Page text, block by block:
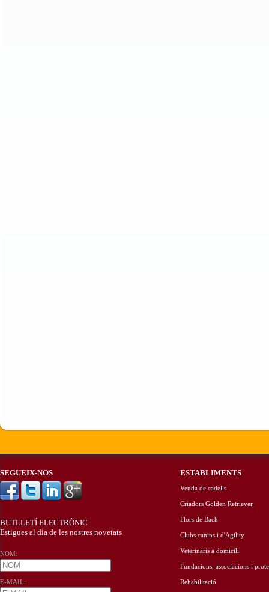
SEGUEIX-NOS
BUTLLETÍ ELECTRÒNIC
Estigues al dia de les nostres novetats
NOM:
E-MAIL:
ESTABLIMENTS
Venda de cadells
Criadors Golden Retriever
Flors de Bach
Clubs canins i d'Agility
Veterinaris a domicili
Fundacions, associacions i
Rehabilitació